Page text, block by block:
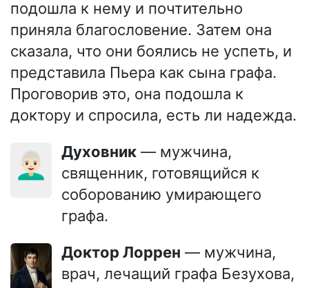
подошла к нему и почтительно
приняла благословение. Затем она
сказала, что они боялись не успеть, и
представила Пьера как сына графа.
Проговорив это, она подошла к
доктору и спросила, есть ли надежда.
👨🏻‍🦳 Духовник — мужчина,
священник, готовящийся к
соборованию умирающего
графа.
Доктор Лоррен — мужчина,
врач, лечащий графа Безухова,